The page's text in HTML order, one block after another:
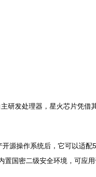
研发处理器，星火芯片凭借
源操作系统后，它可以适配
置国密二级安全环境，可应